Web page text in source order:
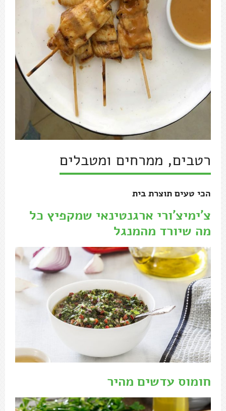
רטבים, ממרחים ומטבלים
הכי טעים תוצרת בית
צ'ימיצ'ורי ארגנטינאי שמקפיץ כל
מה שיורד מהמנגל
חומוס עדשים מהיר